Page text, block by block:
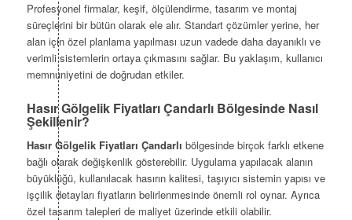
Profesyonel firmalar, keşif, ölçülendirme, tasarım ve montaj
süreçlerini bir bütün olarak ele alır. Standart çözümler yerine, her
alan için özel planlama yapılması uzun vadede daha dayanıklı ve
verimli sistemlerin ortaya çıkmasını sağlar. Bu yaklaşım, kullanıcı
memnuniyetini de doğrudan etkiler.
Hasır Gölgelik Fiyatları Çandarlı Bölgesinde Nasıl
Şekillenir?
Hasır Gölgelik Fiyatları Çandarlı bölgesinde birçok farklı etkene
bağlı olarak değişkenlik gösterebilir. Uygulama yapılacak alanın
büyüklüğü, kullanılacak hasırın kalitesi, taşıyıcı sistemin yapısı ve
işçilik detayları fiyatların belirlenmesinde önemli rol oynar. Ayrıca
özel tasarım talepleri de maliyet üzerinde etkili olabilir.